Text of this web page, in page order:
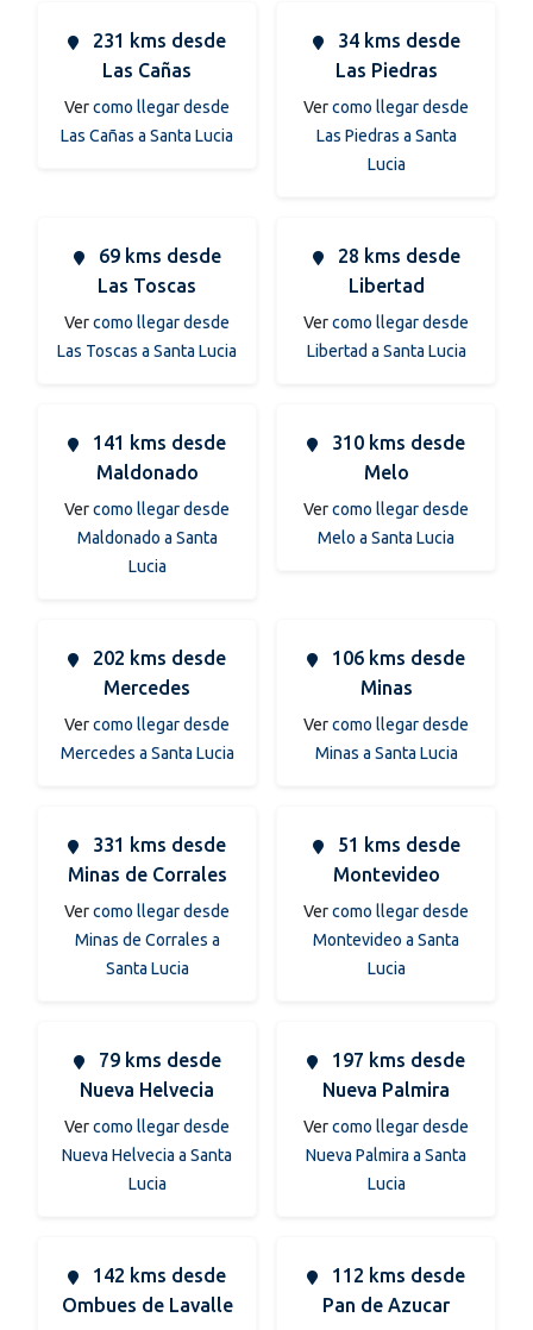
231 kms desde
Las Cañas
Vercomo llegar desde
Las Cañas a Santa Lucia
34 kms desde
Las Piedras
Vercomo llegar desde
Las Piedras a Santa
Lucia
69 kms desde
Las Toscas
Vercomo llegar desde
Las Toscas a Santa Lucia
28 kms desde
Libertad
Vercomo llegar desde
Libertad a Santa Lucia
141 kms desde
Maldonado
Vercomo llegar desde
Maldonado a Santa
Lucia
310 kms desde
Melo
Vercomo llegar desde
Melo a Santa Lucia
202 kms desde
Mercedes
Vercomo llegar desde
Mercedes a Santa Lucia
106 kms desde
Minas
Vercomo llegar desde
Minas a Santa Lucia
331 kms desde
Minas de Corrales
Vercomo llegar desde
Minas de Corrales a
Santa Lucia
51 kms desde
Montevideo
Vercomo llegar desde
Montevideo a Santa
Lucia
79 kms desde
Nueva Helvecia
Vercomo llegar desde
Nueva Helvecia a Santa
Lucia
197 kms desde
Nueva Palmira
Vercomo llegar desde
Nueva Palmira a Santa
Lucia
142 kms desde
Ombues de Lavalle
112 kms desde
Pan de Azucar